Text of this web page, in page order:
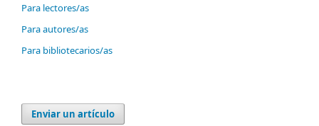
Para lectores/as
Para autores/as
Para bibliotecarios/as
Enviar un artículo